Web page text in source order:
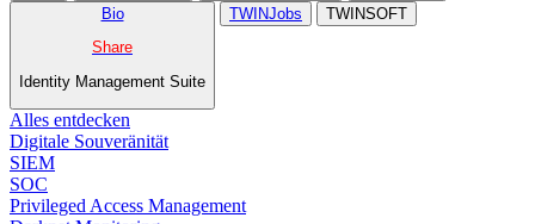
Bio
Share
Identity Management Suite
TWINJobs TWINSOFT
Alles entdecken
Digitale Souveränität
SIEM​
SOC
Privileged Access Management